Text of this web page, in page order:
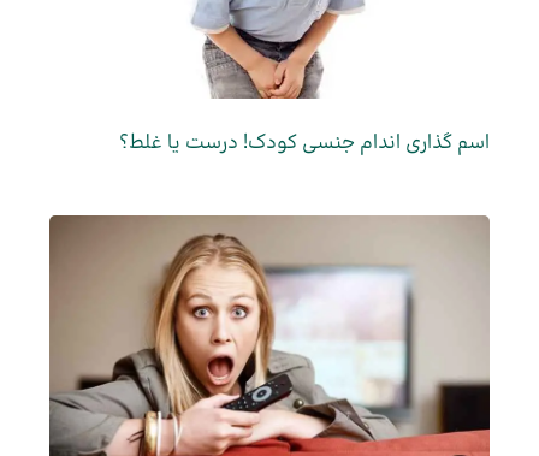
اسم گذاری اندام ­جنسی کودک! درست یا غلط؟